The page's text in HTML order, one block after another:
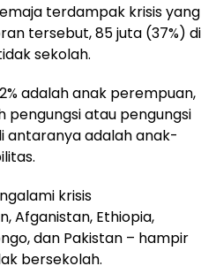
terdampak krisis yang
tersebut, 85 juta (37%) di
sekolah.
adalah anak perempuan,
pengungsi atau pengungsi
antaranya adalah anak-
krisis
Afganistan, Ethiopia,
dan Pakistan – hampir
bersekolah.